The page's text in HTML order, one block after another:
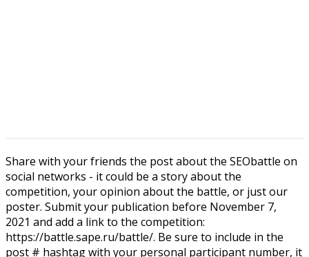
Share with your friends the post about the SEObattle on
social networks - it could be a story about the
competition, your opinion about the battle, or just our
poster. Submit your publication before November 7,
2021 and add a link to the competition:
https://battle.sape.ru/battle/. Be sure to include in the
post # hashtag with your personal participant number, it